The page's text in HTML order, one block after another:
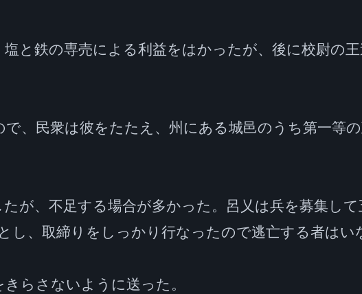
と鉄の専売による利益をはかったが、後に校尉の
、民衆は彼をたたえ、州にある城邑のうち第一等の
が、不足する場合が多かった。呂乂は兵を募集し
、取締りをしっかり行なったので逃亡する者はい
らさないように送った。